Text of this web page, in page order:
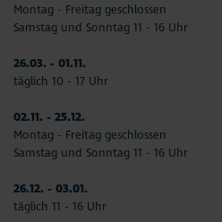
Montag - Freitag geschlossen
Samstag und Sonntag 11 - 16 Uhr
26.03. - 01.11.
täglich 10 - 17 Uhr
02.11. - 25.12.
Montag - Freitag geschlossen
Samstag und Sonntag 11 - 16 Uhr
26.12. - 03.01.
täglich 11 - 16 Uhr